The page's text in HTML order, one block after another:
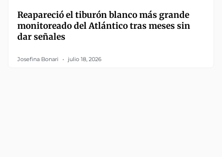
Reapareció el tiburón blanco más grande
monitoreado del Atlántico tras meses sin
dar señales
Josefina Bonari julio 18, 2026